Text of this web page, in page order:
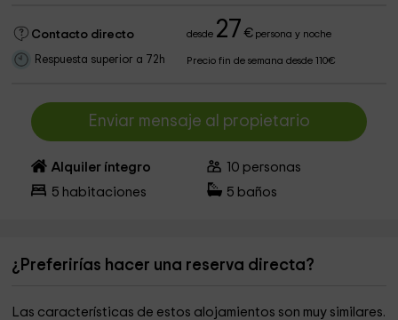
Contacto directo desde 27 €persona y noche
Respuesta superior a 72h Precio fin de semana desde 110€
Enviar mensaje al propietario
Alquiler íntegro 10 personas
5 habitaciones 5 baños
¿Preferirías hacer una reserva directa?
Las características de estos alojamientos son muy similares.